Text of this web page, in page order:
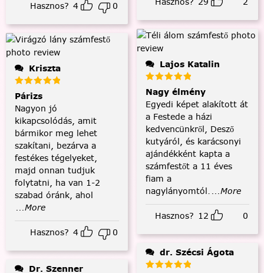
Hasznos? 4 0
Kriszta
Párizs
Nagyon jó
kikapcsolódás, amit
bármikor meg lehet
szakítani, bezárva a
festékes tégelyeket,
majd onnan tudjuk
folytatni, ha van 1-2
szabad óránk, ahol
...More
Hasznos? 4 0
Lajos Katalin
Nagy élmény
Egyedi képet alakított át
a Festede a házi
kedvencünkről, Desző
kutyáról, és karácsonyi
ajándékként kapta a
számfestőt a 11 éves
fiam a
nagylányomtól. ...More
Hasznos? 12 0
dr. Szécsi Ágota